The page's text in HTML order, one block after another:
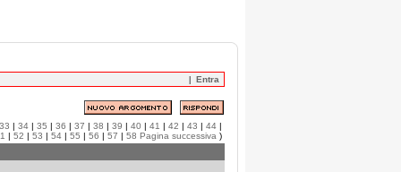
Entra
33 | 34 | 35 | 36 | 37 | 38 | 39 | 40 | 41 | 42 | 43 | 44 |
| 52 | 53 | 54 | 55 | 56 | 57 | 58 Pagina successiva )